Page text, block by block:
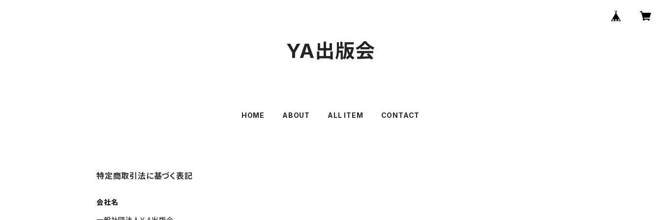
YA出版会
HOME ABOUT ALL ITEM CONTACT
特定商取引法に基づく表記
会社名